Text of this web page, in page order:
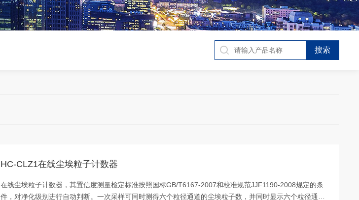
HC-CLZ1在线尘埃粒子计数器
在线尘埃粒子计数器，其置信度测量检定标准按照国标GB/T6167-2007和校准规范JJF1190-2008规定的条
件，对净化级别进行自动判断。一次采样可同时测得六个粒径通道的尘埃粒子数，并同时显示六个粒径通道